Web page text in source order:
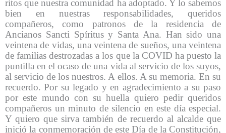
ritos que nuestra comunidad ha adoptado. Y lo sabemos
bien en nuestras responsabilidades, queridos
compañeros, como patronos de la residencia de
Ancianos Sancti Spíritus y Santa Ana. Han sido una
veintena de vidas, una veintena de sueños, una veintena
de familias destrozadas a los que la COVID ha puesto la
puntilla en el ocaso de una vida al servicio de los suyos,
al servicio de los nuestros. A ellos. A su memoria. En su
recuerdo. Por su legado y en agradecimiento a su paso
por este mundo con su huella quiero pedir queridos
compañeros un minuto de silencio en este día especial.
Y quiero que sirva también de recuerdo al alcalde que
inició la conmemoración de este Día de la Constitución,